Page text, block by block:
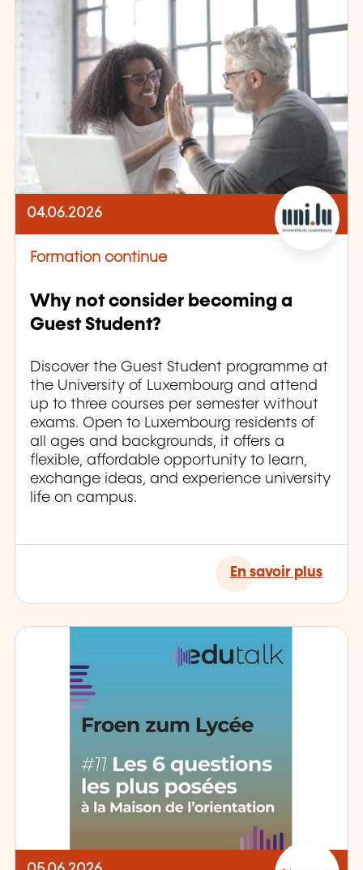
04.06.2026
Formation continue
Why not consider becoming a
Guest Student?
Discover the Guest Student programme at
the University of Luxembourg and attend
up to three courses per semester without
exams. Open to Luxembourg residents of
all ages and backgrounds, it offers a
flexible, affordable opportunity to learn,
exchange ideas, and experience university
life on campus.
En savoir plus